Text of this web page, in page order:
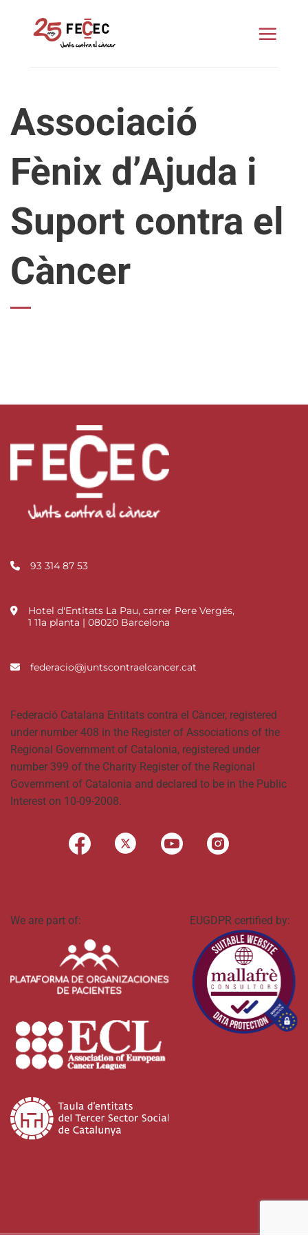
Associació
Fènix d’Ajuda i
Suport contra el
Càncer
93 314 87 53
Hotel d'Entitats La Pau, carrer Pere Vergés,
1 11a planta | 08020 Barcelona
federacio@juntscontraelcancer.cat
Federació Catalana Entitats contra el Càncer, registered
under number 408 in the Register of Associations of the
Regional Government of Catalonia, registered under
number 399 of the Charity Register of the Regional
Government of Catalonia and declared to be in the Public
Interest on 10-09-2008.
We are part of: EUGDPR certified by: